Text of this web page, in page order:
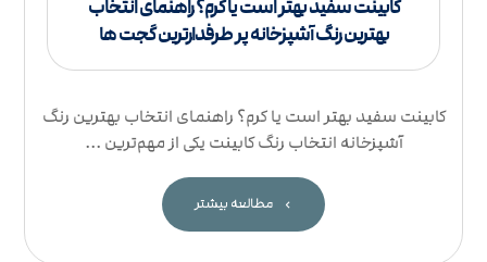
کابینت سفید بهتر است یا کرم؟ راهنمای انتخاب
بهترین رنگ آشپزخانه پر طرفدارترین گجت ها
کابینت سفید بهتر است یا کرم؟ راهنمای انتخاب بهترین رنگ
آشپزخانه انتخاب رنگ کابینت یکی از مهم‌ترین ...
مطالعه بیشتر